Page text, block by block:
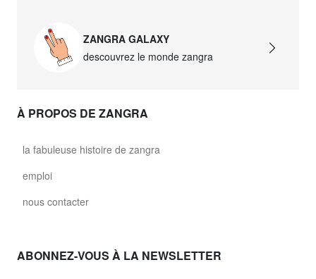
ZANGRA GALAXY
descouvrez le monde zangra
À PROPOS DE ZANGRA
la fabuleuse histoire de zangra
emploi
nous contacter
ABONNEZ-VOUS À LA NEWSLETTER